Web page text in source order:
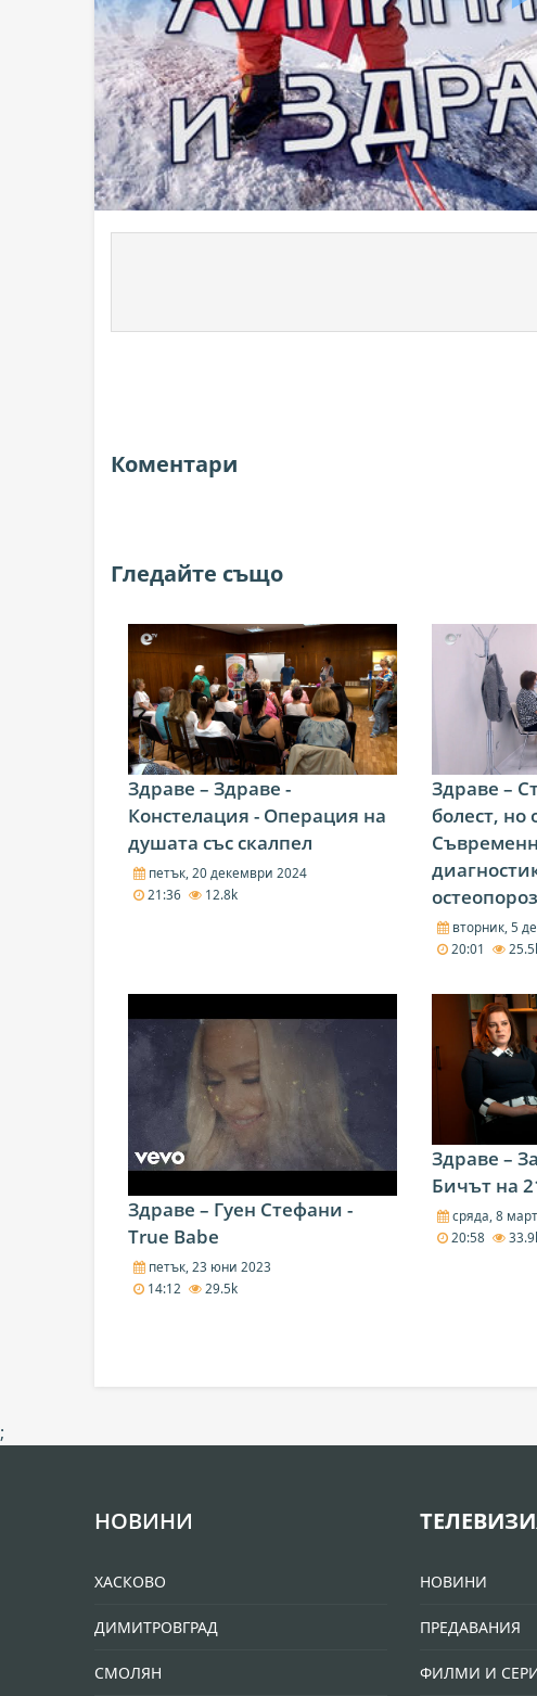
Коментари
Гледайте също
Здраве – Здраве -
Констелация - Операция на
душата със скалпел
петък, 20 декември 2024
21:36
12.8k
Здраве –
болест, но
вторник, 5
20:01
Здраве – Гуен Стефани -
True Babe
петък, 23 юни 2023
14:12
29.5k
Здраве –
Бичът на
сряда, 8
20:58
;
НОВИНИ
ХАСКОВО
ДИМИТРОВГРАД
СМОЛЯН
НОВИНИ
ПРЕДАВАНИЯ
ФИЛМИ И